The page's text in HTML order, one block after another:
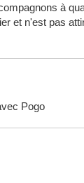
à
et n'est pas
Pogo